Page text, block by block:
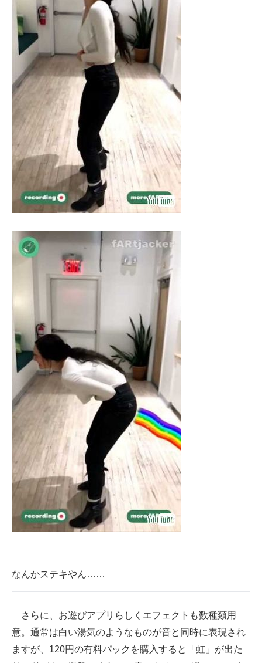
なんかステキやん……
さらに、お遊びアプリらしくエフェクトも数種類用
意。通常は白い湯気のようなものが音と同時に表現され
ますが、120円の有料パックを購入すると「虹」が出た